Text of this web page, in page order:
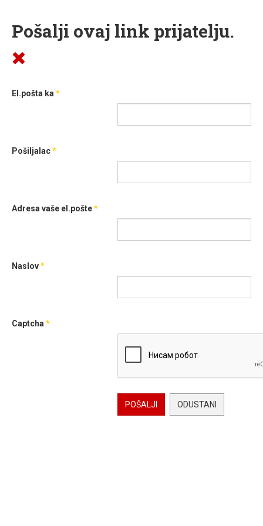
Pošalji ovaj link prijatelju.
El.pošta ka *
Pošiljalac*
Adresa vaše el.pošte*
Naslov*
Captcha *
POŠALJI ODUSTANI